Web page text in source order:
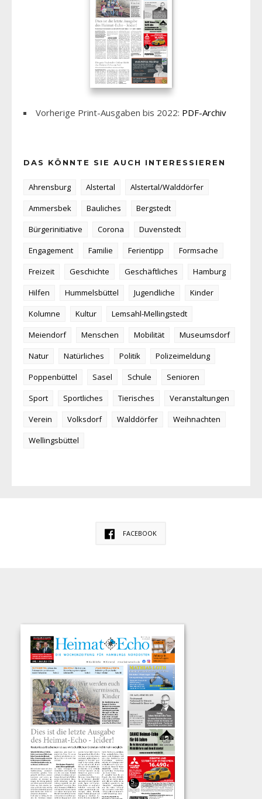
Vorherige Print-Ausgaben bis 2022: PDF-Archiv
DAS KÖNNTE SIE AUCH INTERESSIEREN
Ahrensburg Alstertal
Alstertal/Walddörfer
Ammersbek
Bauliches
Bergstedt
Bürgerinitiative
Corona
Duvenstedt
Engagement
Familie Ferientipp
Formsache
Freizeit
Geschichte Geschäftliches
Hamburg
Hilfen
Hummelsbüttel Jugendliche
Kinder
Kolumne
Kultur
Lemsahl-Mellingstedt
Meiendorf
Menschen Mobilität
Museumsdorf
Natur
Natürliches Politik
Polizeimeldung
Poppenbüttel
Sasel Schule
Senioren
Sport
Sportliches Tierisches
Veranstaltungen
Verein
Volksdorf Walddörfer
Weihnachten
Wellingsbüttel
FACEBOOK